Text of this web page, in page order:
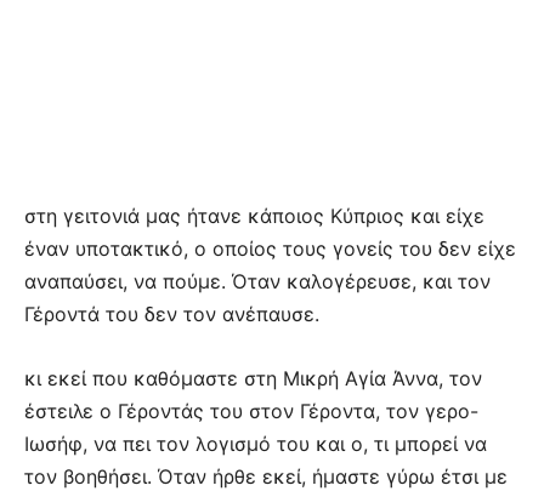
στη γειτονιά μας ήτανε κάποιος Κύπριος και είχε
έναν υποτακτικό, ο οποίος τους γονείς του δεν είχε
αναπαύσει, να πούμε. Όταν καλογέρευσε, και τον
Γέροντά του δεν τον ανέπαυσε.
κι εκεί που καθόμαστε στη Μικρή Αγία Άννα, τον
έστειλε ο Γέροντάς του στον Γέροντα, τον γερο-
Ιωσήφ, να πει τον λογισμό του και ο, τι μπορεί να
τον βοηθήσει. Όταν ήρθε εκεί, ήμαστε γύρω έτσι με